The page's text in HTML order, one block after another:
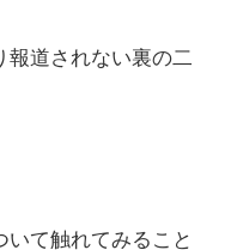
報道されない裏の二
いて触れてみること